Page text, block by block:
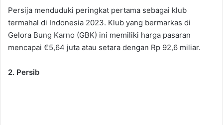
Persija menduduki peringkat pertama sebagai klub
termahal di Indonesia 2023. Klub yang bermarkas di
Gelora Bung Karno (GBK) ini memiliki harga pasaran
mencapai €5,64 juta atau setara dengan Rp 92,6 miliar.
2. Persib